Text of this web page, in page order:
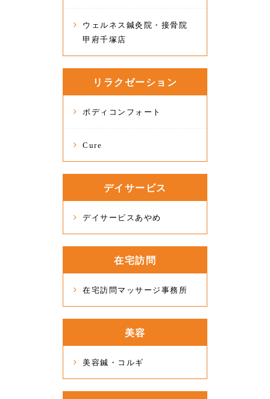
ウェルネス鍼灸院・接骨院
甲府千塚店
リラクゼーション
ボディコンフォート
Cure
デイサービス
デイサービスあやめ
在宅訪問
在宅訪問マッサージ事務所
美容
美容鍼・コルギ